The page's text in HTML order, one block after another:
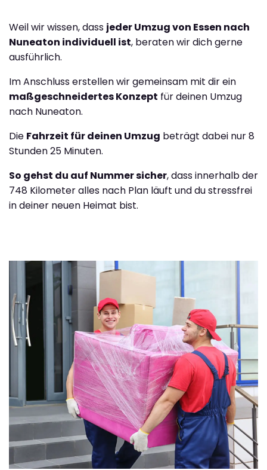
Weil wir wissen, dass jeder Umzug von Essen nach
Nuneaton individuell ist, beraten wir dich gerne
ausführlich.
Im Anschluss erstellen wir gemeinsam mit dir ein
maßgeschneidertes Konzept für deinen Umzug
nach Nuneaton.
Die Fahrzeit für deinen Umzug beträgt dabei nur 8
Stunden 25 Minuten.
So gehst du auf Nummer sicher, dass innerhalb der
748 Kilometer alles nach Plan läuft und du stressfrei
in deiner neuen Heimat bist.